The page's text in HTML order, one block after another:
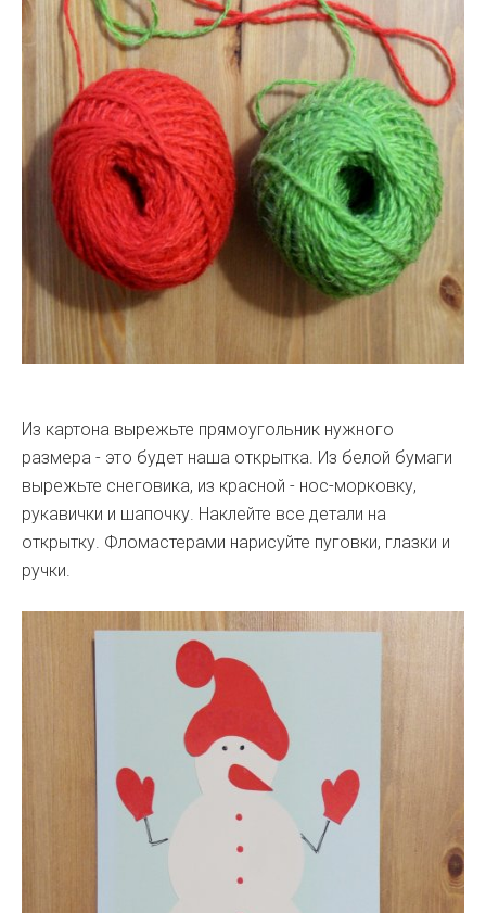
Из картона вырежьте прямоугольник нужного
размера - это будет наша открытка. Из белой бумаги
вырежьте снеговика, из красной - нос-морковку,
рукавички и шапочку. Наклейте все детали на
открытку. Фломастерами нарисуйте пуговки, глазки и
ручки.